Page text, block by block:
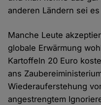
anderen Ländern sei
Manche Leute
globale Erwärmung
Kartoffeln 20 Euro
ans
Wiederauferstehung
angestrengtem